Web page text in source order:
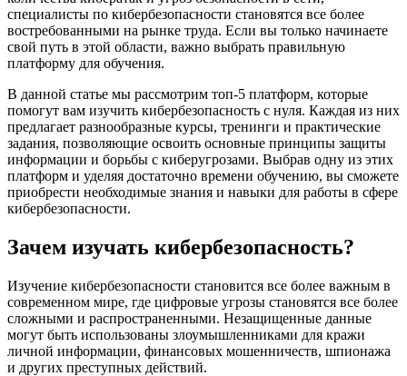
специалисты по кибербезопасности становятся все более
востребованными на рынке труда. Если вы только начинаете
свой путь в этой области, важно выбрать правильную
платформу для обучения.
В данной статье мы рассмотрим топ-5 платформ, которые
помогут вам изучить кибербезопасность с нуля. Каждая из них
предлагает разнообразные курсы, тренинги и практические
задания, позволяющие освоить основные принципы защиты
информации и борьбы с киберугрозами. Выбрав одну из этих
платформ и уделяя достаточно времени обучению, вы сможете
приобрести необходимые знания и навыки для работы в сфере
кибербезопасности.
Зачем изучать кибербезопасность?
Изучение кибербезопасности становится все более важным в
современном мире, где цифровые угрозы становятся все более
сложными и распространенными. Незащищенные данные
могут быть использованы злоумышленниками для кражи
личной информации, финансовых мошенничеств, шпионажа
и других преступных действий.